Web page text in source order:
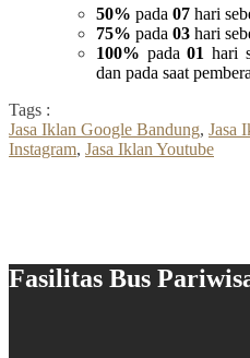
50% pada 07 hari
75% pada 03 hari
100% pada01 hari
dan pada saat
Tags :
Jasa Iklan Google Bandung, Jasa
Instagram, Jasa Iklan Youtube
Fasilitas Bus